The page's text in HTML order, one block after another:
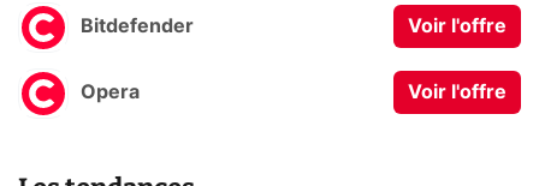
Bitdefender Voir l'offre
Opera Voir l'offre